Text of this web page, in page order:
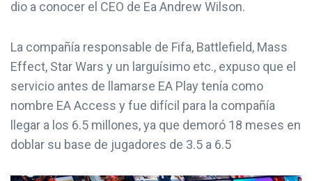
dio a conocer el CEO de Ea Andrew Wilson.
La compañía responsable de Fifa, Battlefield, Mass
Effect, Star Wars y un larguísimo etc., expuso que el
servicio antes de llamarse EA Play tenía como
nombre EA Access y fue difícil para la compañía
llegar a los 6.5 millones, ya que demoró 18 meses en
doblar su base de jugadores de 3.5 a 6.5